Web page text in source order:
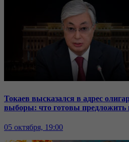
Токаев высказался в адрес
выборы: что готовы предложить
05 октября, 19:00